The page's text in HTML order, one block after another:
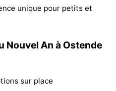
unique pour petits et
Nouvel An à Ostende
sur place